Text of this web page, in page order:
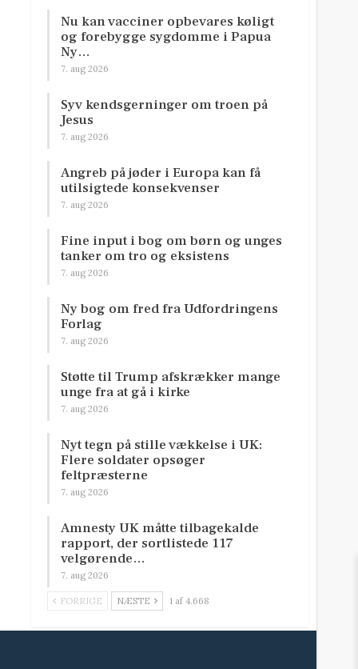
Nu kan vacciner opbevares køligt
og forebygge sygdomme i Papua
Ny…
7. aug 2026
Syv kendsgerninger om troen på
Jesus
7. aug 2026
Angreb på jøder i Europa kan få
utilsigtede konsekvenser
7. aug 2026
Fine input i bog om børn og unges
tanker om tro og eksistens
7. aug 2026
Ny bog om fred fra Udfordringens
Forlag
7. aug 2026
Støtte til Trump afskrækker mange
unge fra at gå i kirke
7. aug 2026
Nyt tegn på stille vækkelse i UK:
Flere soldater opsøger
feltpræsterne
7. aug 2026
Amnesty UK måtte tilbagekalde
rapport, der sortlistede 117
velgørende…
7. aug 2026
FORRIGE NÆSTE 1 af 4.668